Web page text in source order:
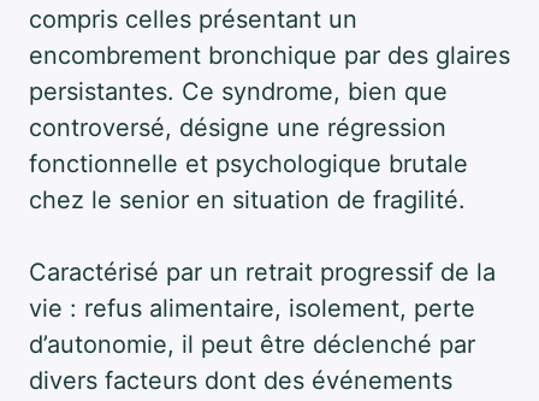
compris celles présentant un
encombrement bronchique par des glaires
persistantes. Ce syndrome, bien que
controversé, désigne une régression
fonctionnelle et psychologique brutale
chez le senior en situation de fragilité.
Caractérisé par un retrait progressif de la
vie : refus alimentaire, isolement, perte
d’autonomie, il peut être déclenché par
divers facteurs dont des événements